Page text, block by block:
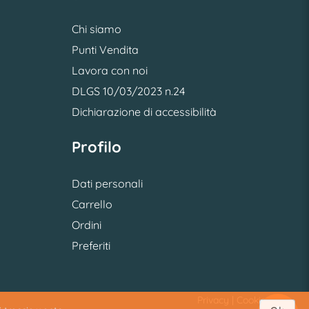
Chi siamo
Punti Vendita
Lavora con noi
DLGS 10/03/2023 n.24
Dichiarazione di accessibilità
Profilo
Dati personali
Carrello
Ordini
Preferiti
Cookie